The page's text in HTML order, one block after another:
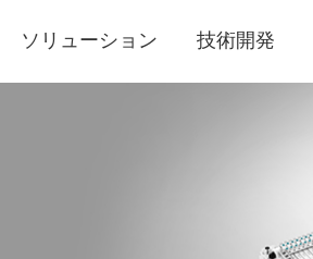
ソリューション 技術開発